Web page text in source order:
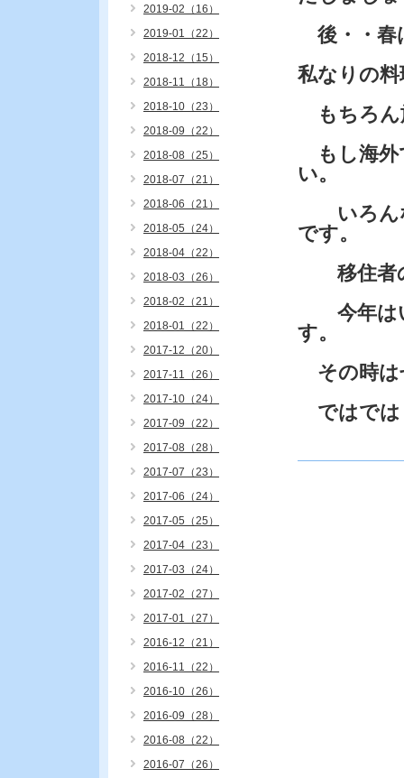
後・・春
私なりの
もちろん
もし海外
い。
いろんな
です。
移住者の
今年はい
す。
その時は
ではでは
2019-02（16）
2019-01（22）
2018-12（15）
2018-11（18）
2018-10（23）
2018-09（22）
2018-08（25）
2018-07（21）
2018-06（21）
2018-05（24）
2018-04（22）
2018-03（26）
2018-02（21）
2018-01（22）
2017-12（20）
2017-11（26）
2017-10（24）
2017-09（22）
2017-08（28）
2017-07（23）
2017-06（24）
2017-05（25）
2017-04（23）
2017-03（24）
2017-02（27）
2017-01（27）
2016-12（21）
2016-11（22）
2016-10（26）
2016-09（28）
2016-08（22）
2016-07（26）